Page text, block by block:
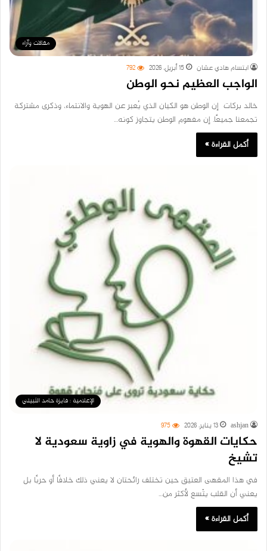
مقالات وآراء
ابتسام هادي عشان 15 أبريل، 2026 792
الواجب العظيم نحو الوطن
خالد بركات إن الوطن هو الكيان الذي يُعبر عن الهوية والانتماء، وذكرى مشتركة
تجمعنا جميعًا. إن مفهوم الوطن يتجاوز كونه…
أكمل القراءة »
الإعلامية : فايزة حامد الثبيتي
ashjan 13 يناير، 2026 975
حكايات القهوة والهوية في زاوية سعودية لا
تشيخ
في هذا المقهى العتيق حين تختلف رائحتان لا يعني ذلك خلافًا أو حربًا بل
يعني أن القلب يتّسع لأكثر من…
أكمل القراءة »